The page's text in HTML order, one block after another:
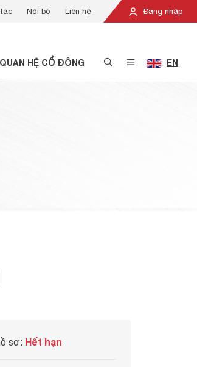
Đăng nhập
Nội bộ Liên hệ
QUAN HỆ CỔ ĐÔNG EN
sơ: Hết hạn